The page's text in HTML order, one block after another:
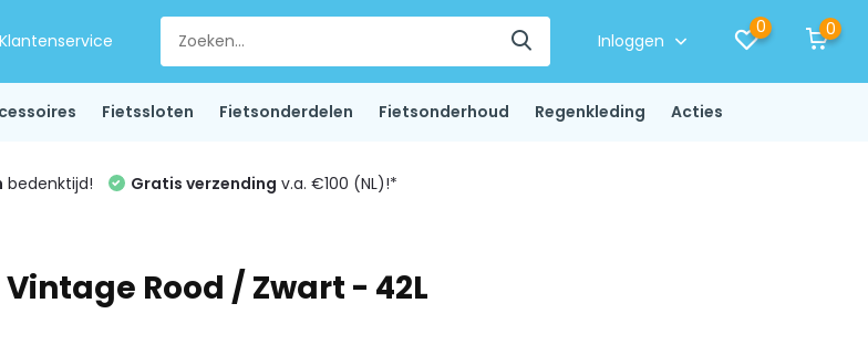
Klantenservice Inloggen
0 0
Fietssloten Fietsonderdelen Fietsonderhoud Regenkleding Acties
bedenktijd! Gratis verzending v.a. €100 (NL)!*
Rood / Zwart - 42L